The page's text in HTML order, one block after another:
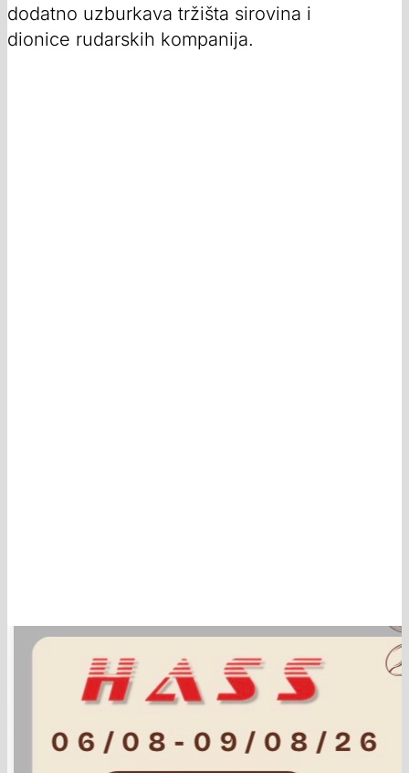
dodatno uzburkava tržišta sirovina i
dionice rudarskih kompanija.